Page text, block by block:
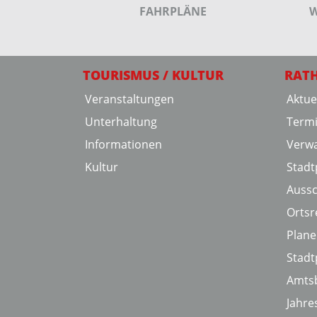
FAHRPLÄNE
TOURISMUS / KULTUR
Veranstaltungen
Unterhaltung
Informationen
Kultur